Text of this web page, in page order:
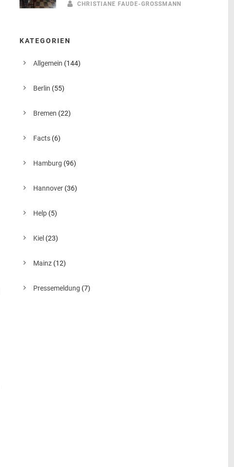
CHRISTIANE FAUDE-GROSSMANN
KATEGORIEN
Allgemein (144)
Berlin (55)
Bremen (22)
Facts (6)
Hamburg (96)
Hannover (36)
Help (5)
Kiel (23)
Mainz (12)
Pressemeldung (7)